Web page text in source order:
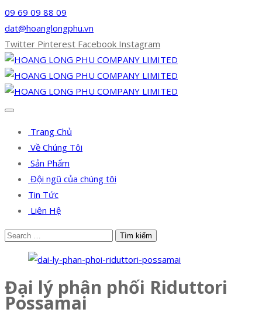
09 69 09 88 09
dat@hoanglongphu.vn
Twitter Pinterest Facebook Instagram
Trang Chủ
Về Chúng Tôi
Sản Phẩm
Đội ngũ của chúng tôi
Tin Tức
Liên Hệ
Đại lý phân phối Riduttori
Possamai